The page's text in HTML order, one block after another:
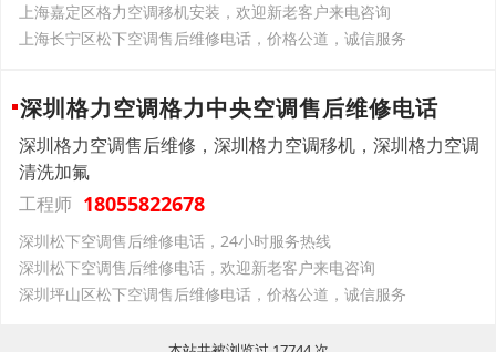
上海嘉定区格力空调移机安装，欢迎新老客户来电咨询
上海长宁区松下空调售后维修电话，价格公道，诚信服务
深圳格力空调格力中央空调售后维修电话
深圳格力空调售后维修，深圳格力空调移机，深圳格力空调
清洗加氟
工程师 18055822678
深圳松下空调售后维修电话，24小时服务热线
深圳松下空调售后维修电话，欢迎新老客户来电咨询
深圳坪山区松下空调售后维修电话，价格公道，诚信服务